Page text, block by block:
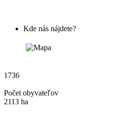
Kde nás nájdete?
1736
Počet obyvateľov
2113 ha